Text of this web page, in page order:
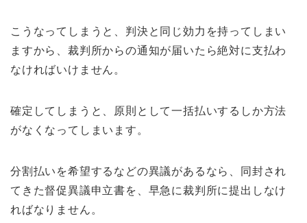
こうなってしまうと、判決と同じ効力を持ってしまい
ますから、裁判所からの通知が届いたら絶対に支払わ
なければいけません。
確定してしまうと、原則として一括払いするしか方法
がなくなってしまいます。
分割払いを希望するなどの異議があるなら、同封され
てきた督促異議申立書を、早急に裁判所に提出しなけ
ればなりません。